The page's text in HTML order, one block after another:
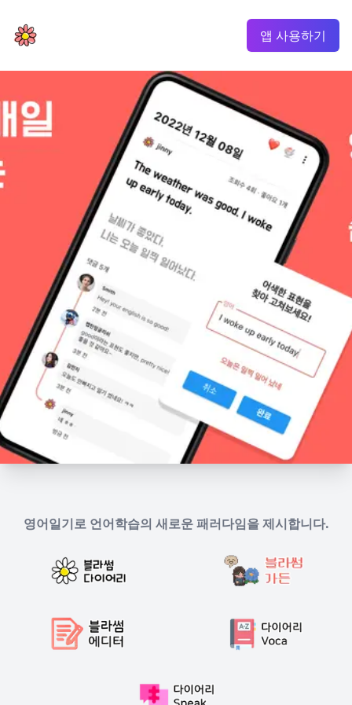
블라썸 앱 사용하기
Live demo
영어일기로 언어학습의 새로운 패러다임을 제시합니다.